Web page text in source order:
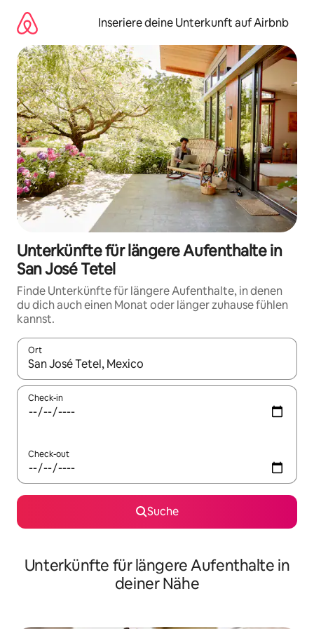
Inhalten
springen
Inseriere deine Unterkunft auf Airbnb
Unterkünfte für längere Aufenthalte in
San José Tetel
Finde Unterkünfte für längere Aufenthalte, in denen
du dich auch einen Monat oder länger zuhause fühlen
kannst.
Ort
Wenn Ergebnisse verfügbar sind, navigiere mit den
Check-in
Check-out
Suche
Unterkünfte für längere Aufenthalte in
deiner Nähe